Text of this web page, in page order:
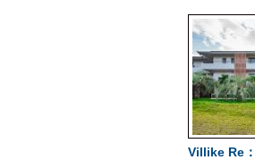
Villike Re